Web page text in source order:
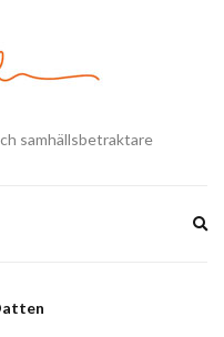
samhällsbetraktare